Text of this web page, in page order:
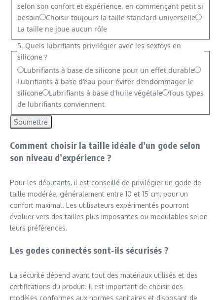
selon son confort et expérience, en commençant petit si
besoin
Choisir toujours la taille standard universelle
La taille ne joue aucun rôle
5. Quels lubrifiants privilégier avec les sextoys en
silicone ?
Lubrifiants à base de silicone pour un effet durable
Lubrifiants à base d’eau pour éviter d’endommager le
silicone
Lubrifiants à base d’huile végétale
Tous types
de lubrifiants conviennent
Soumettre
Comment choisir la taille idéale d’un gode selon
son niveau d’expérience ?
Pour les débutants, il est conseillé de privilégier un gode de
taille modérée, généralement entre 10 et 15 cm, pour un
confort maximal. Les utilisateurs expérimentés pourront
évoluer vers des tailles plus imposantes ou modulables selon
leurs préférences.
Les godes connectés sont-ils sécurisés ?
La sécurité dépend avant tout des matériaux utilisés et des
certifications du produit. Il est important de choisir des
modèles conformes aux normes sanitaires et disposant de